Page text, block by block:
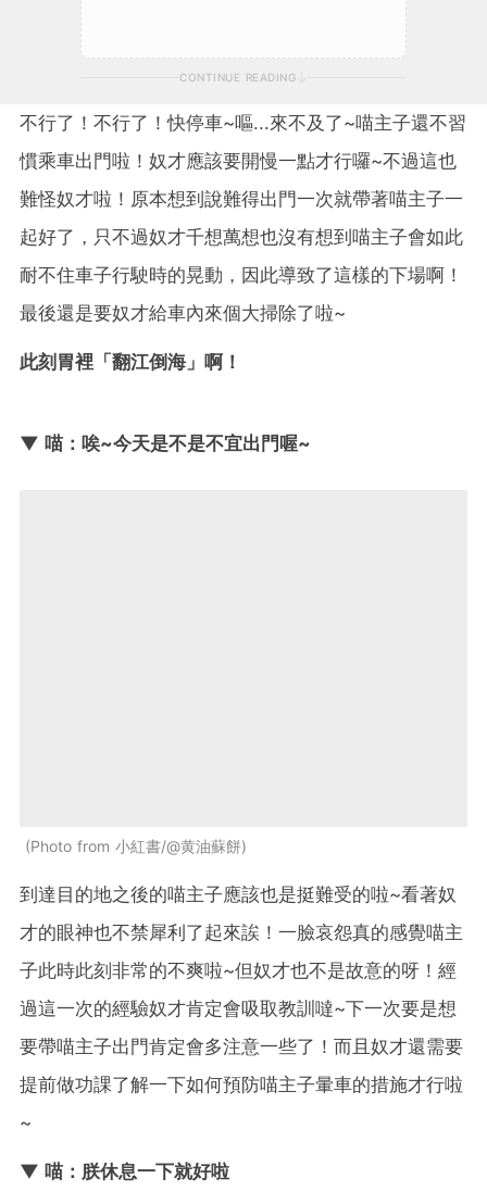
CONTINUE READING
不行了！不行了！快停車~嘔...來不及了~喵主子還不習
慣乘車出門啦！奴才應該要開慢一點才行囉~不過這也
難怪奴才啦！原本想到說難得出門一次就帶著喵主子一
起好了，只不過奴才千想萬想也沒有想到喵主子會如此
耐不住車子行駛時的晃動，因此導致了這樣的下場啊！
最後還是要奴才給車內來個大掃除了啦~
此刻胃裡「翻江倒海」啊！
▼ 喵：唉~今天是不是不宜出門喔~
Photo from 小紅書/@黄油蘇餅
到達目的地之後的喵主子應該也是挺難受的啦~看著奴
才的眼神也不禁犀利了起來誒！一臉哀怨真的感覺喵主
子此時此刻非常的不爽啦~但奴才也不是故意的呀！經
過這一次的經驗奴才肯定會吸取教訓噠~下一次要是想
要帶喵主子出門肯定會多注意一些了！而且奴才還需要
提前做功課了解一下如何預防喵主子暈車的措施才行啦
~
▼ 喵：朕休息一下就好啦